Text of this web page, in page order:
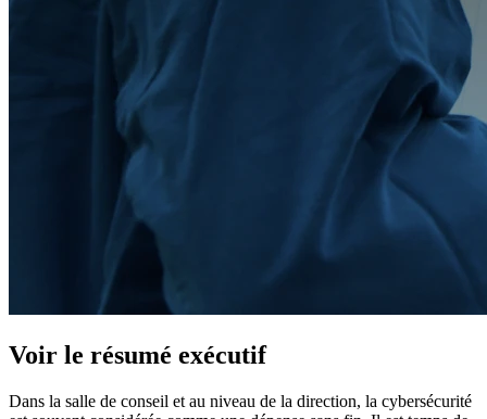
Voir le résumé exécutif
Dans la salle de conseil et au niveau de la direction, la cybersécurité